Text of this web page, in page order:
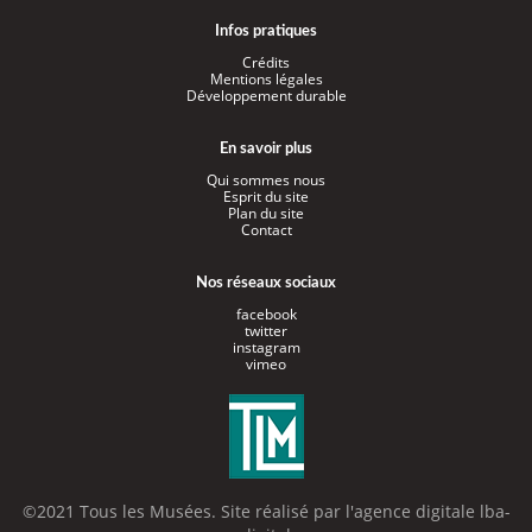
Infos pratiques
Crédits
Mentions légales
Développement durable
En savoir plus
Qui sommes nous
Esprit du site
Plan du site
Contact
Nos réseaux sociaux
facebook
twitter
instagram
vimeo
©2021 Tous les Musées. Site réalisé par l'agence digitale lba-